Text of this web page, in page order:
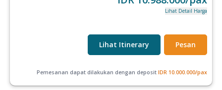
Lihat Detail Harga
Lihat Itinerary Pesan
Pemesanan dapat dilakukan dengan deposit IDR 10.000.000/pax